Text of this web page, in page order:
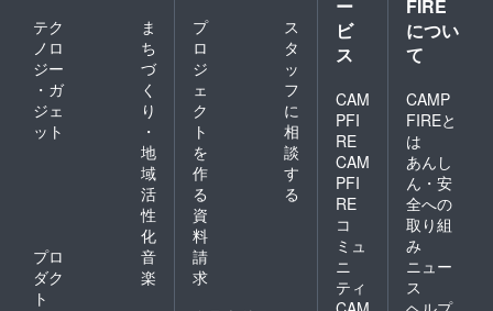
欄にご
記載く
い。 ※
が支援
者様の
ご登録
住所と
異なる
場合は
備考欄
へご記
載くだ
さい。
※30個以
上希望
テク
ノロ
ジー
・ガ
ジェ
ット
ま
ち
づ
く
り
・
地
域
活
性
化
プロ
ダク
ト
音
楽
プ
ロ
ジ
ェ
ク
ト
を
作
る
ス
タ
ッ
フ
に
相
談
す
る
資
料
請
求
ー
ビ
ス
CAM
PFI
RE
CAM
PFI
RE
コ
ミュ
ニ
ティ
FIRE
につい
て
CAMP
FIREと
は
あんし
ん・安
全への
取り組
み
ニュー
ス